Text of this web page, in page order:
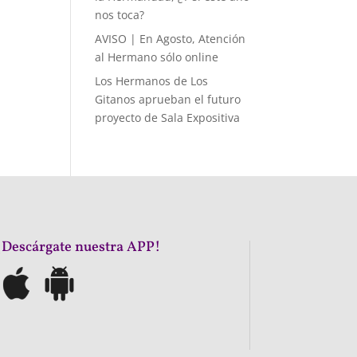
nos toca?
AVISO | En Agosto, Atención
al Hermano sólo online
Los Hermanos de Los
Gitanos aprueban el futuro
proyecto de Sala Expositiva
nuestra APP!